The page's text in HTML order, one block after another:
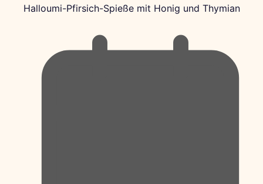
Halloumi-Pfirsich-Spieße mit Honig und Thymian